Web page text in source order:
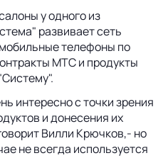
у одного из
развивает сеть
телефоны по
МТС и продукты
интересно с точки зрения
и донесения их
Вилли Крючков,- но
не всегда используется